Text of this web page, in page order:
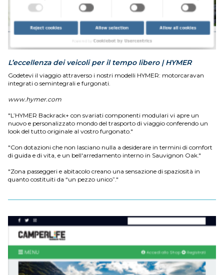
L’eccellenza dei veicoli per il tempo libero | HYMER
Godetevi il viaggio attraverso i nostri modelli HYMER: motorcaravan
integrati o semintegrali e furgonati.
www.hymer.com
"L’HYMER Backrack+ con svariati componenti modulari vi apre un
nuovo e personalizzato mondo del trasporto di viaggio conferendo un
look del tutto originale al vostro furgonato."
"Con dotazioni che non lasciano nulla a desiderare in termini di comfort
di guida e di vita, e un bell'arredamento interno in Sauvignon Oak."
"Zona passeggeri e abitacolo creano una sensazione di spaziosità in
quanto costituiti da “un pezzo unico”."